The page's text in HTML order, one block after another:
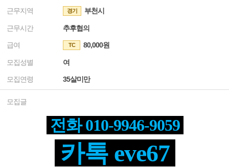
근무지역 경기 부천시
근무시간 추후협의
급여 TC 80,000원
모집성별 여
모집연령 35살미만
모집글
전화 010-9946-9059
카톡 eve67